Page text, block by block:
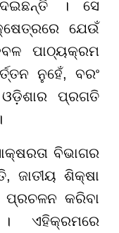
। ସେ
ଯେଉଁ
ପାଠ୍ୟକ୍ରମ
ନୁହେଁ, ବରଂ
ପ୍ରଗତି
ବିଭାଗର
ଜାତୀୟ ଶିକ୍ଷା
ପ୍ରଚଳନ କରିବା
ଏହିକ୍ରମରେ